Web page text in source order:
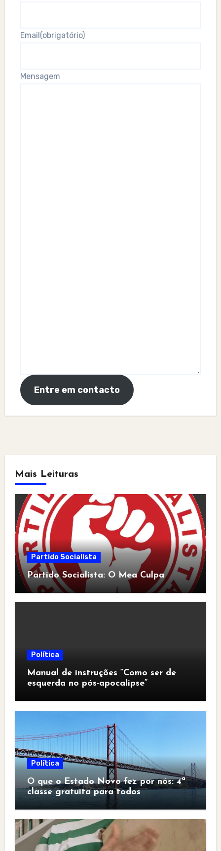
Email (obrigatório)
Mensagem
Entre em contacto
Mais Leituras
Partido Socialista
Partido Socialista: O Mea Culpa
Política
Manual de instruções “Como ser de
esquerda no pós-apocalipse”
Política
O que o Estado Novo fez por nós: 4ª
classe gratuita para todos